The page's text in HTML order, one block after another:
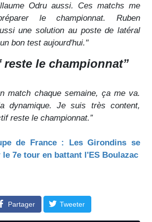
Odru aussi. Ces matchs me
le championnat. Ruben
une solution au poste de latéral
bon test aujourd'hui."
reste le championnat”
match chaque semaine, ça me va.
dynamique. Je suis très content,
reste le championnat.”
de France : Les Girondins se
7e tour en battant l'ES Boulazac
Partager Tweeter